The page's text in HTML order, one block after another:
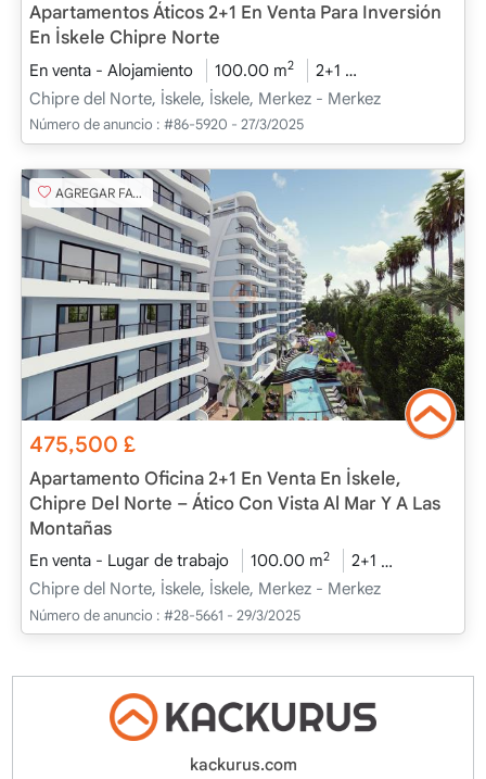
Apartamentos Áticos 2+1 En Venta Para Inversión
En İskele Chipre Norte
En venta - Alojamiento 100.00 m2 2+1
Chipre del Norte, İskele, İskele, Merkez - Merkez
Número de anuncio : #86-5920 - 27/3/2025
AGREGAR FAVORITO
475,500£
Apartamento Oficina 2+1 En Venta En İskele,
Chipre Del Norte – Ático Con Vista Al Mar Y A Las
Montañas
En venta - Lugar de trabajo 100.00 m2 2+1
Chipre del Norte, İskele, İskele, Merkez - Merkez
Número de anuncio : #28-5661 - 29/3/2025
kackurus.com